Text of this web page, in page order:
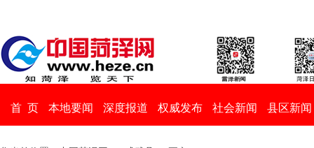
首 页 本地要闻 深度报道 权威发布 社会新闻 县区新闻